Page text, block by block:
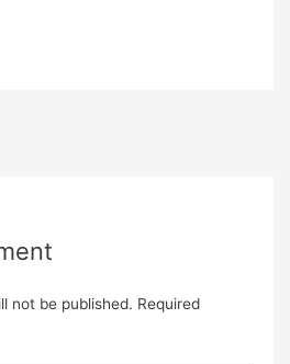
not be published. Required